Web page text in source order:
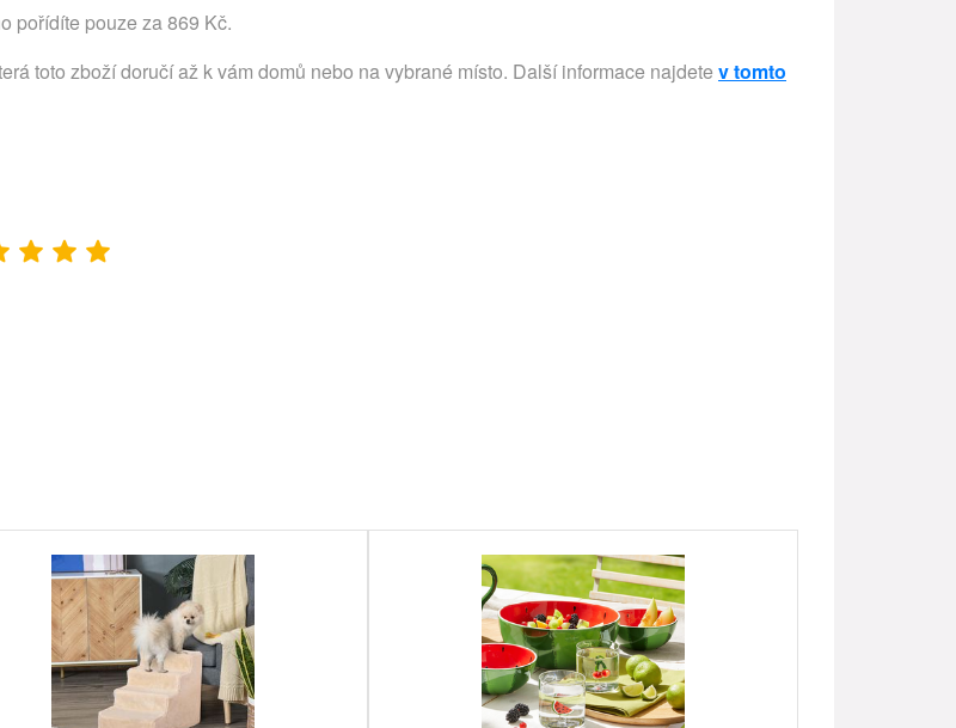
pořídíte pouze za 869 Kč.
toto zboží doručí až k vám domů nebo na vybrané místo. Další informace najdete v tomto